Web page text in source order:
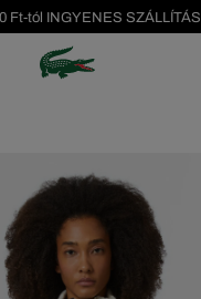
Ft-tól INGYENES SZÁLLÍTÁS
leárazás akár -40%!